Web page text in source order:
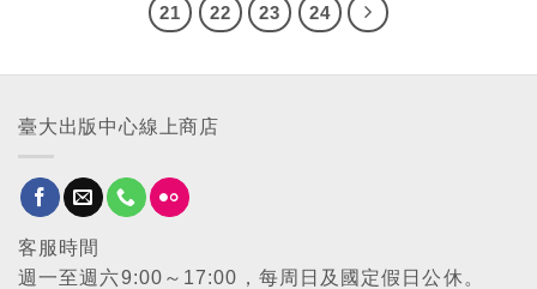
21
22 23 24
臺大出版中心線上商店
客服時間
週一至週六9:00～17:00，每周日及國定假日公休。